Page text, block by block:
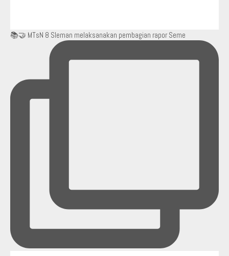
📚🤝 MTsN 8 Sleman melaksanakan pembagian rapor Seme